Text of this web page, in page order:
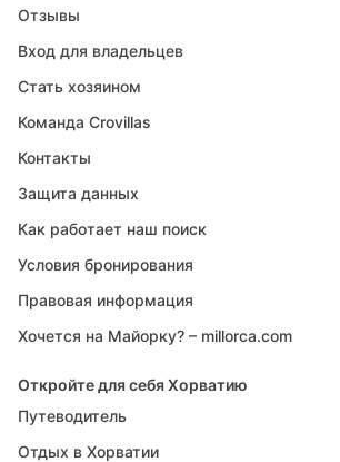
Отзывы
Вход для владельцев
Стать хозяином
Команда Crovillas
Контакты
Защита данных
Как работает наш поиск
Условия бронирования
Правовая информация
Хочется на Майорку? – millorca.com
Откройте для себя Хорватию
Путеводитель
Отдых в Хорватии